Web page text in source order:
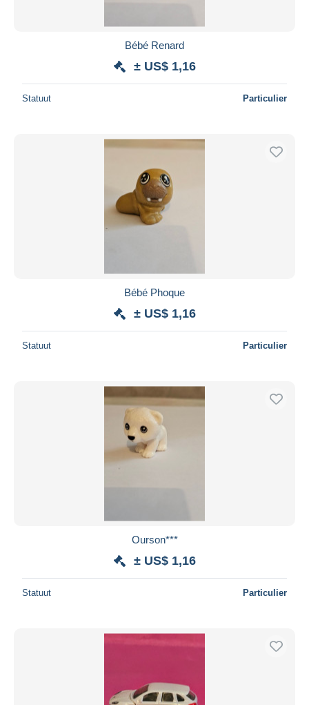
Bébé Renard
± US$ 1,16
Statuut Particulier
Bébé Phoque
± US$ 1,16
Statuut Particulier
Ourson***
± US$ 1,16
Statuut Particulier